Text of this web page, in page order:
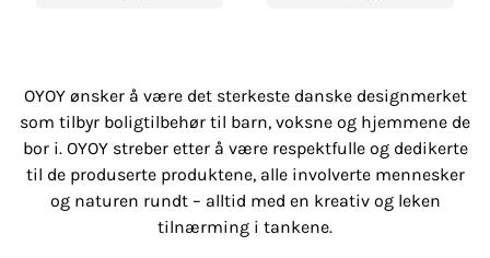
OYOY ønsker å være det sterkeste danske designmerket
som tilbyr boligtilbehør til barn, voksne og hjemmene de
bor i. OYOY streber etter å være respektfulle og dedikerte
til de produserte produktene, alle involverte mennesker
og naturen rundt – alltid med en kreativ og leken
tilnærming i tankene.